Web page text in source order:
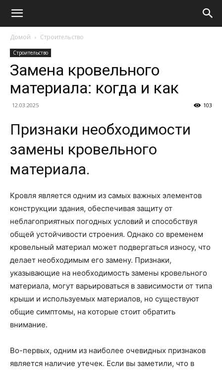
Домой Строительство
Строительство
Замена кровельного
материала: когда и как
12.03.2025 103
Признаки необходимости
замены кровельного
материала.
Кровля является одним из самых важных элементов
конструкции здания, обеспечивая защиту от
неблагоприятных погодных условий и способствуя
общей устойчивости строения. Однако со временем
кровельный материал может подвергаться износу, что
делает необходимым его замену. Признаки,
указывающие на необходимость замены кровельного
материала, могут варьироваться в зависимости от типа
крыши и используемых материалов, но существуют
общие симптомы, на которые стоит обратить
внимание.
Во-первых, одним из наиболее очевидных признаков
является наличие утечек. Если вы заметили, что в